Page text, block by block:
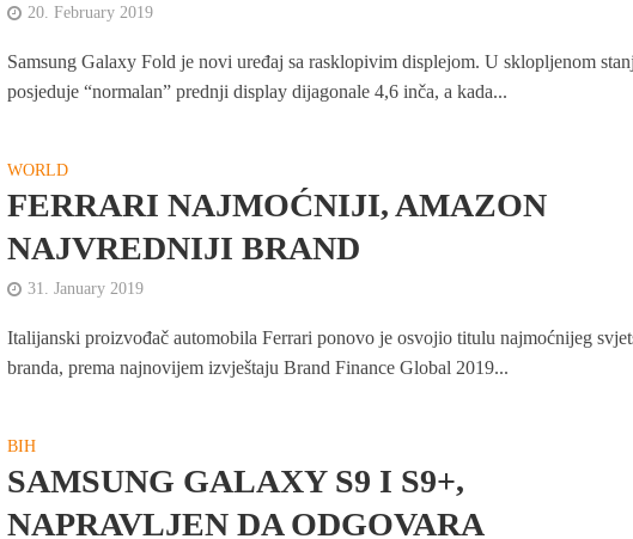
20. February 2019
Samsung Galaxy Fold je novi uređaj sa rasklopivim displejom. U sklopljenom
posjeduje “normalan” prednji display dijagonale 4,6 inča, a kada...
WORLD
FERRARI NAJMOĆNIJI, AMAZON
NAJVREDNIJI BRAND
31. January 2019
Italijanski proizvođač automobila Ferrari ponovo je osvojio titulu najmoćnijeg
branda, prema najnovijem izvještaju Brand Finance Global 2019...
BIH
SAMSUNG GALAXY S9 I S9+,
NAPRAVLJEN DA ODGOVARA